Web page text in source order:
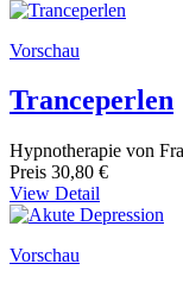
Vorschau
Tranceperlen
Hypnotherapie von
Preis 30,80 €
View Detail
Vorschau